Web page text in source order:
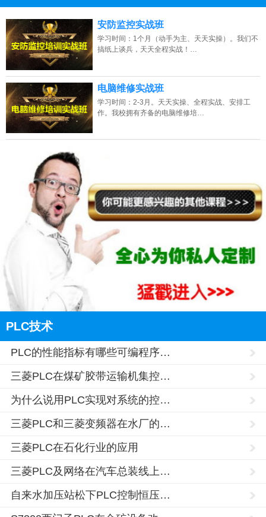
点击免费咨询电话：13807313137
安防监控实战班
学习时间：1个月（动手为主、天天实操）。我们不
搞纸上谈兵，天天全程实战！…
电脑维修实战班
学习时间：2-3月。天天实操、全程实战、安排工
作。我校拥有齐备的电脑维修培…
PLC技术
PLC的性能指标有哪些可编程序…
三菱PLC在煤矿胶带运输机集控…
为什么说用PLC实现对系统的控…
三菱PLC和三菱变频器在水厂的…
三菱PLC在石化行业的应用
三菱PLC及网络在汽车总装线上…
自来水加压站松下PLC控制恒压…
云南的网友正进入本页访问